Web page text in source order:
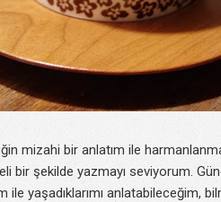
mizahi bir anlatım ile
bir şekilde yazmayı seviyorum.
ile yaşadıklarımı anlatabileceğim,